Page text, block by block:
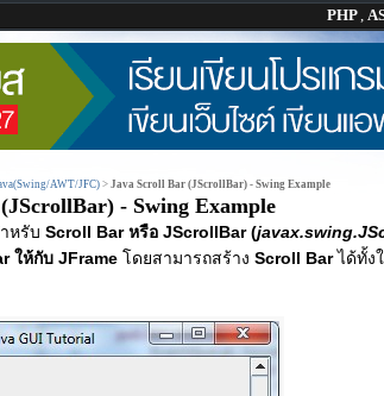
PHP,
AWT/JFC) > Java Scroll Bar (JScrollBar) - Swing Example
- Swing Example
หรับ Scroll Bar หรือ JScrollBar (
ให้กับ JFrame โดยสามารถสร้าง Scroll Barได้ทั้ง